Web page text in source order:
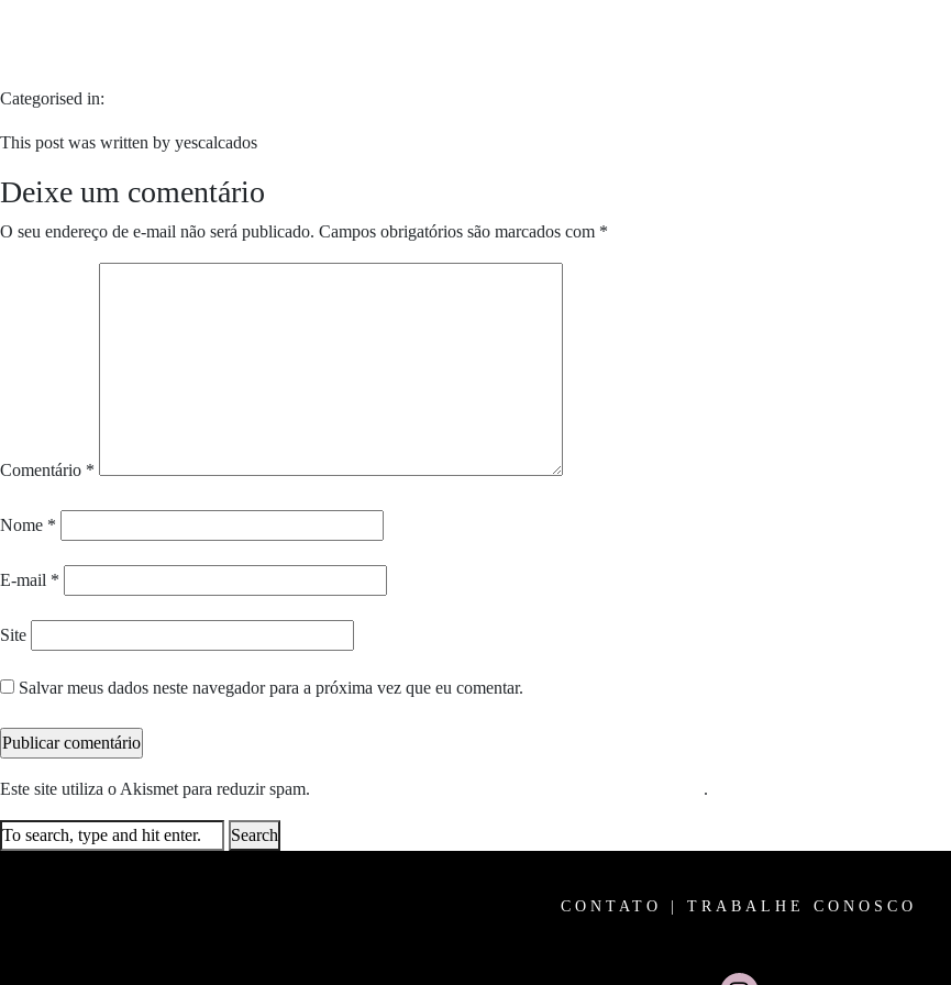
Categorised in:
This post was written by yescalcados
Deixe um comentário
O seu endereço de e-mail não será publicado. Campos obrigatórios são marcados com *
Comentário *
Nome *
E-mail *
Site
Salvar meus dados neste navegador para a próxima vez que eu comentar.
Este site utiliza o Akismet para reduzir spam. .
Search
CONTATO TRABALHE CONOSCO